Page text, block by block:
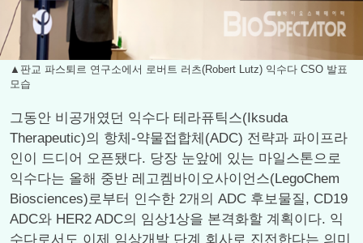
▲판교 파스퇴르 연구소에서 로버트 러츠(Robert Lutz) 익수다 CSO 발표
모습
그동안 비공개였던 익수다 테라퓨틱스(Iksuda
Therapeutic)의 항체-약물접합체(ADC) 전략과 파이프라
인이 드디어 오픈됐다. 당장 눈앞에 있는 마일스톤으로
익수다는 올해 중반 레고켐바이오사이언스(LegoChem
Biosciences)로부터 인수한 2개의 ADC 후보물질, CD19
ADC와 HER2 ADC의 임상1상을 본격화할 계획이다. 익
수다로서도 이제 임상개발 단계 회사로 진전한다는 의미